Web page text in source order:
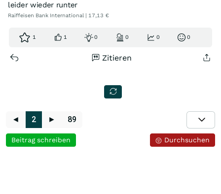
leider wieder runter
Raiffeisen Bank International | 17,13 €
1 1 0 0 0 0
Zitieren
◄ 2 ► 89
Durchsuchen
Beitrag schreiben